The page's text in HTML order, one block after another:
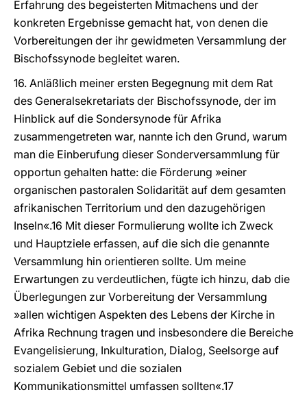
Erfahrung des begeisterten Mitmachens und der
konkreten Ergebnisse gemacht hat, von denen die
Vorbereitungen der ihr gewidmeten Versammlung der
Bischofssynode begleitet waren.
16. Anläßlich meiner ersten Begegnung mit dem Rat
des Generalsekretariats der Bischofssynode, der im
Hinblick auf die Sondersynode für Afrika
zusammengetreten war, nannte ich den Grund, warum
man die Einberufung dieser Sonderversammlung für
opportun gehalten hatte: die Förderung »einer
organischen pastoralen Solidarität auf dem gesamten
afrikanischen Territorium und den dazugehörigen
Inseln«.16 Mit dieser Formulierung wollte ich Zweck
und Hauptziele erfassen, auf die sich die genannte
Versammlung hin orientieren sollte. Um meine
Erwartungen zu verdeutlichen, fügte ich hinzu, dab die
Überlegungen zur Vorbereitung der Versammlung
»allen wichtigen Aspekten des Lebens der Kirche in
Afrika Rechnung tragen und insbesondere die Bereiche
Evangelisierung, Inkulturation, Dialog, Seelsorge auf
sozialem Gebiet und die sozialen
Kommunikationsmittel umfassen sollten«.17